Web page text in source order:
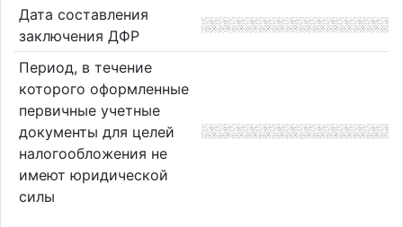
Дата составления
заключения ДФР
Период, в течение
которого оформленные
первичные учетные
документы для целей
налогообложения не
имеют юридической
силы